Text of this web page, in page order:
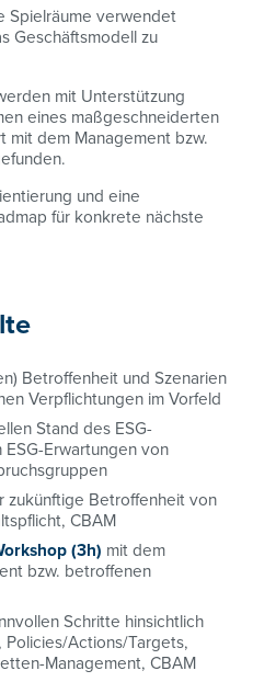
Spielräume verwendet
Geschäftsmodell zu
mit Unterstützung
eines maßgeschneiderten
mit dem Management bzw.
und eine
für konkrete nächste
Betroffenheit und Szenarien
Verpflichtungen im Vorfeld
Stand des ESG-
Erwartungen von
zukünftige Betroffenheit von
CBAM​
(3h) ​ mit dem
bzw. betroffenen
Schritte hinsichtlich
Policies/Actions/Targets,
Management, CBAM​